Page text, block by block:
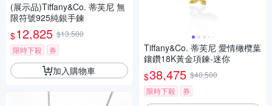
(展示品)Tiffany&Co. 蒂芙尼 無
限符號925純銀手鍊
$12,825 $13,500
限時下殺
券
加入購物車
Tiffany&Co. 蒂芙尼 愛情橄欖葉
鑲鑽18K黃金項鍊-迷你
$38,475 $40,500
限時下殺
券